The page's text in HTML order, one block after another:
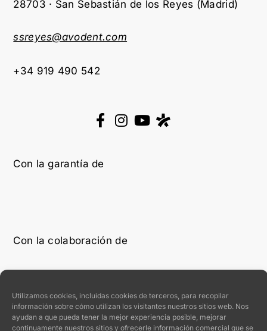
Utilizamos cookies, incluidas cookies de terceros, para recopilar
información sobre cómo utilizan los visitantes nuestros sitios web. Nos
ayudan a que pueda tener la mejor experiencia posible, mejorar
continuamente nuestros sitios y ofrecerle información comercial que se
28703 · San Sebastián de los Reyes (Madrid)
ssreyes@avodent.com
+34 919 490 542
Con la garantía de
Con la colaboración de